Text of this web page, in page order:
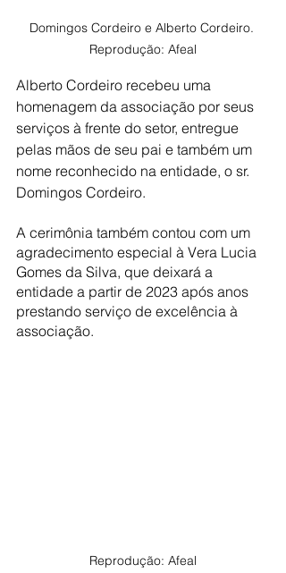
Domingos Cordeiro e Alberto Cordeiro.
Reprodução: Afeal
Alberto Cordeiro recebeu uma
homenagem da associação por seus
serviços à frente do setor, entregue
pelas mãos de seu pai e também um
nome reconhecido na entidade, o sr.
Domingos Cordeiro.
A cerimônia também contou com um
agradecimento especial à Vera Lucia
Gomes da Silva, que deixará a
entidade a partir de 2023 após anos
prestando serviço de excelência à
associação.
Reprodução: Afeal